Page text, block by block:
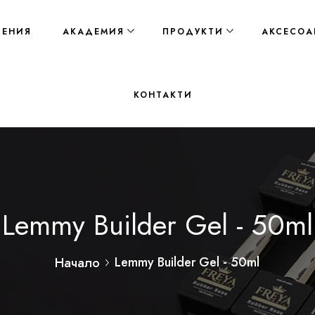
АКАДЕМИЯ ПРОДУКТИ
КОНТАКТИ
Lemmy Builder Gel - 50ml
Начало Lemmy Builder Gel - 50ml